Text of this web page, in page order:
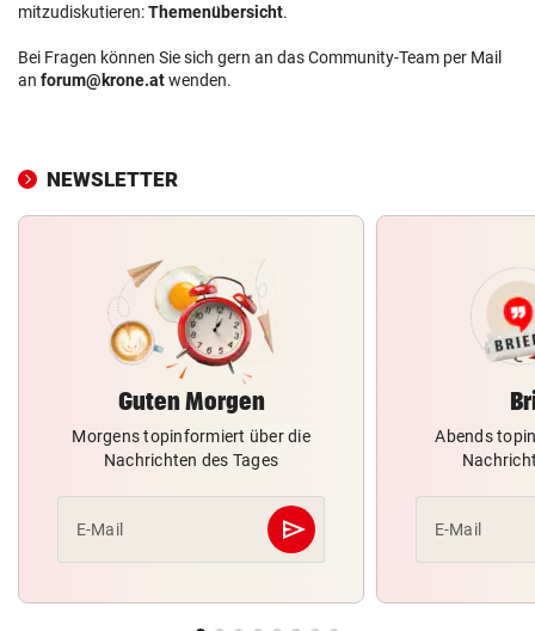
mitzudiskutieren:Themenübersicht.
Bei Fragen können Sie sich gern an das Community-Team per Mail
an forum@krone.atwenden.
NEWSLETTER
Guten Morgen
Morgens topinformiert über die
Nachrichten des Tages
E-Mail send
Abschicken
Abends
E-Mail